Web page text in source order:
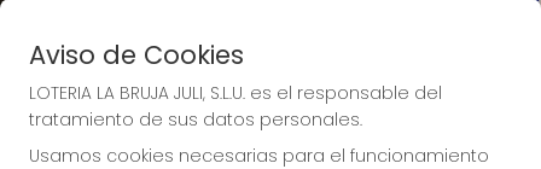
Aviso de Cookies
LOTERIA LA BRUJA JULI, S.L.U. es el responsable del
tratamiento de sus datos personales.
Usamos cookies necesarias para el funcionamiento